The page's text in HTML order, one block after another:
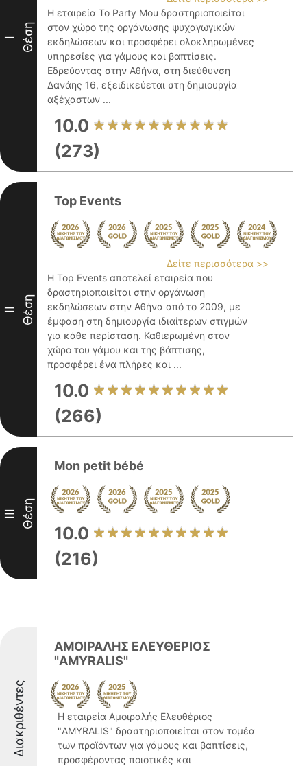
I Θέση
Η εταιρεία To Party Mou δραστηριοποιείται
στον χώρο της οργάνωσης ψυχαγωγικών
εκδηλώσεων και προσφέρει ολοκληρωμένες
υπηρεσίες για γάμους και βαπτίσεις.
Εδρεύοντας στην Αθήνα, στη διεύθυνση
Δανάης 16, εξειδικεύεται στη δημιουργία
αξέχαστων ...
10.0
(273)
II Θέση
Top Events
Δείτε περισσότερα >>
Η Top Events αποτελεί εταιρεία που
δραστηριοποιείται στην οργάνωση
εκδηλώσεων στην Αθήνα από το 2009, με
έμφαση στη δημιουργία ιδιαίτερων στιγμών
για κάθε περίσταση. Καθιερωμένη στον
χώρο του γάμου και της βάπτισης,
προσφέρει ένα πλήρες και ...
10.0
(266)
III Θέση
Mon petit bébé
10.0
(216)
Διακριθέντες
ΑΜΟΙΡΑΛΗΣ ΕΛΕΥΘΕΡΙΟΣ
"AMYRALIS"
Η εταιρεία Αμοιραλής Ελευθέριος
"AMYRALIS" δραστηριοποιείται στον τομέα
των προϊόντων για γάμους και βαπτίσεις,
προσφέροντας ποιοτικές και